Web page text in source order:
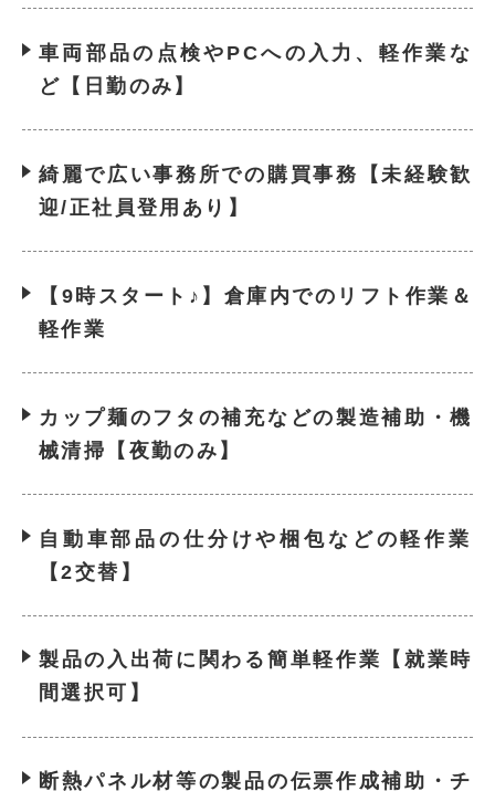
車両部品の点検やPCへの入力、軽作業な
ど【日勤のみ】
綺麗で広い事務所での購買事務【未経験歓
迎/正社員登用あり】
【9時スタート♪】倉庫内でのリフト作業＆
軽作業
カップ麺のフタの補充などの製造補助・機
械清掃【夜勤のみ】
自動車部品の仕分けや梱包などの軽作業
【2交替】
製品の入出荷に関わる簡単軽作業【就業時
間選択可】
断熱パネル材等の製品の伝票作成補助・チ